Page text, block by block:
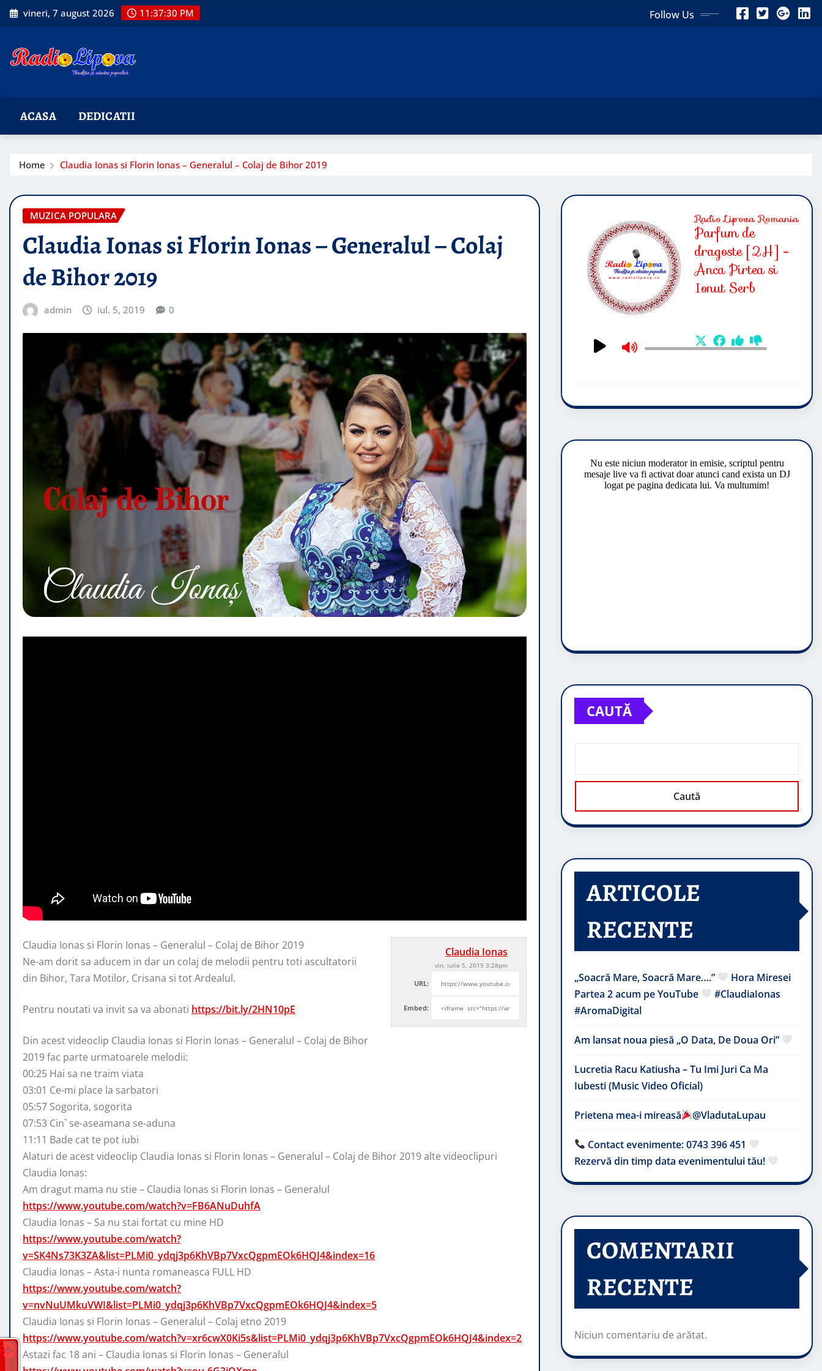
Skip
to
vineri, 7 august 2026 11:37:31 PM Follow Us
ACASA DEDICATII
Home Claudia Ionas si Florin Ionas – Generalul – Colaj de Bihor 2019
MUZICA POPULARA
Claudia Ionas si Florin Ionas – Generalul – Colaj
de Bihor 2019
admin iul. 5, 2019 0
Claudia Ionas
vin, iulie 5, 2019 3:28pm
URL:
Embed:
Claudia Ionas si Florin Ionas – Generalul – Colaj de Bihor 2019
Ne-am dorit sa aducem in dar un colaj de melodii pentru toti ascultatorii
din Bihor, Tara Motilor, Crisana si tot Ardealul.
Pentru noutati va invit sa va abonati https://bit.ly/2HN10pE
Din acest videoclip Claudia Ionas si Florin Ionas – Generalul – Colaj de Bihor
2019 fac parte urmatoarele melodii:
00:25 Hai sa ne traim viata
03:01 Ce-mi place la sarbatori
05:57 Sogorita, sogorita
07:53 Cin` se-aseamana se-aduna
11:11 Bade cat te pot iubi
Alaturi de acest videoclip Claudia Ionas si Florin Ionas – Generalul – Colaj de Bihor 2019 alte videoclipuri
Claudia Ionas:
Am dragut mama nu stie – Claudia Ionas si Florin Ionas – Generalul
https://www.youtube.com/watch?v=FB6ANuDuhfA
Claudia Ionas – Sa nu stai fortat cu mine HD
https://www.youtube.com/watch?
v=SK4Ns73K3ZA&list=PLMi0_ydqj3p6KhVBp7VxcQgpmEOk6HQJ4&index=16
Claudia Ionas – Asta-i nunta romaneasca FULL HD
https://www.youtube.com/watch?
v=nvNuUMkuVWI&list=PLMi0_ydqj3p6KhVBp7VxcQgpmEOk6HQJ4&index=5
Claudia Ionas si Florin Ionas – Generalul – Colaj etno 2019
https://www.youtube.com/watch?v=xr6cwX0Ki5s&list=PLMi0_ydqj3p6KhVBp7VxcQgpmEOk6HQJ4&index=2
Astazi fac 18 ani – Claudia Ionas si Florin Ionas – Generalul
CAUTĂ
Caută
ARTICOLE
RECENTE
„Soacră Mare, Soacră Mare….”
Hora Miresei
Partea 2 acum pe YouTube
#ClaudiaIonas
#AromaDigital
Am lansat noua piesă „O Data, De Doua Ori”
Lucretia Racu Katiusha – Tu Imi Juri Ca Ma
Iubesti (Music Video Oficial)
Prietena mea-i mireasă​ @VladutaLupau
Contact evenimente: 0743 396 451
Rezervă din timp data evenimentului tău!
COMENTARII
RECENTE
Niciun comentariu de arătat.